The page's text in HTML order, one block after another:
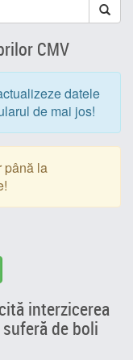
CMV
datele
de mai jos!
până la
interzicerea
de boli